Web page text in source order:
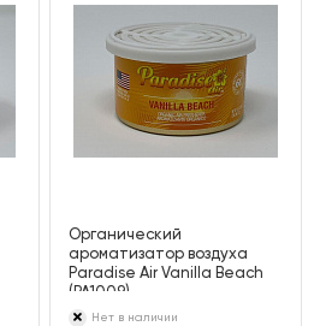
Органический
ароматизатор воздуха
Paradise Air Vanilla Beach
(PA1009)
Нет в наличии